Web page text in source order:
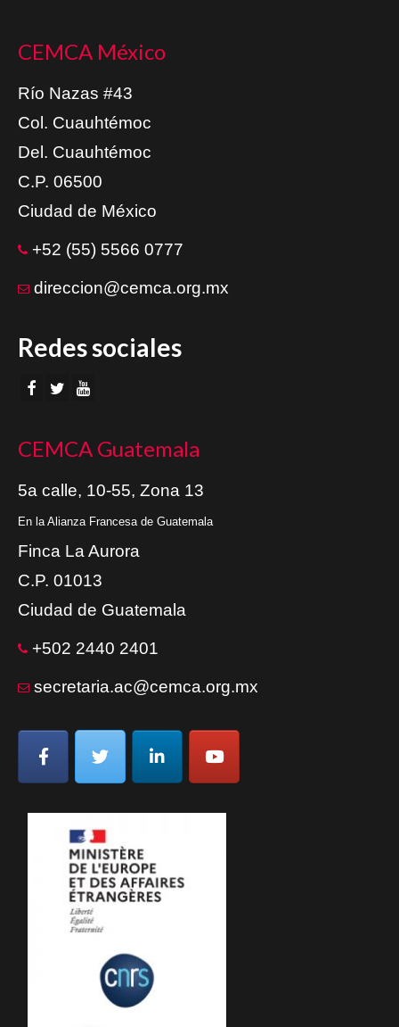
CEMCA México
Río Nazas #43
Col. Cuauhtémoc
Del. Cuauhtémoc
C.P. 06500
Ciudad de México
+52 (55) 5566 0777
direccion@cemca.org.mx
Redes sociales
CEMCA Guatemala
5a calle, 10-55, Zona 13
En la Alianza Francesa de Guatemala
Finca La Aurora
C.P. 01013
Ciudad de Guatemala
+502 2440 2401
secretaria.ac@cemca.org.mx